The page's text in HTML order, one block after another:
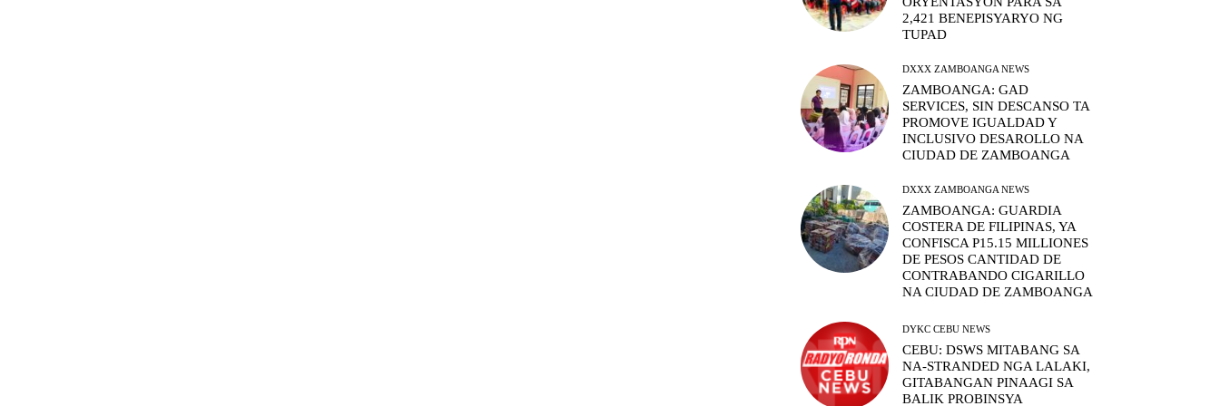
2,421 BENEPISYARYO NG
TUPAD
DXXX ZAMBOANGA NEWS
ZAMBOANGA: GAD
SERVICES, SIN DESCANSO TA
PROMOVE IGUALDAD Y
INCLUSIVO DESAROLLO NA
CIUDAD DE ZAMBOANGA
DXXX ZAMBOANGA NEWS
ZAMBOANGA: GUARDIA
COSTERA DE FILIPINAS, YA
CONFISCA P15.15 MILLIONES
DE PESOS CANTIDAD DE
CONTRABANDO CIGARILLO
NA CIUDAD DE ZAMBOANGA
DYKC CEBU NEWS
CEBU: DSWS MITABANG SA
NA-STRANDED NGA LALAKI,
GITABANGAN PINAAGI SA
BALIK PROBINSYA